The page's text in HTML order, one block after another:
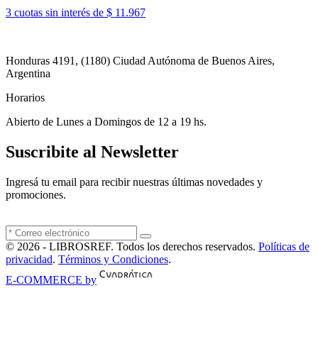
3 cuotas sin interés de $ 11.967
Honduras 4191, (1180) Ciudad Autónoma de Buenos Aires,
Argentina
Horarios
Abierto de Lunes a Domingos de 12 a 19 hs.
Suscribite al Newsletter
Ingresá tu email para recibir nuestras últimas novedades y
promociones.
© 2026 - LIBROSREF. Todos los derechos reservados. Políticas de
privacidad. Términos y Condiciones.
E-COMMERCE by